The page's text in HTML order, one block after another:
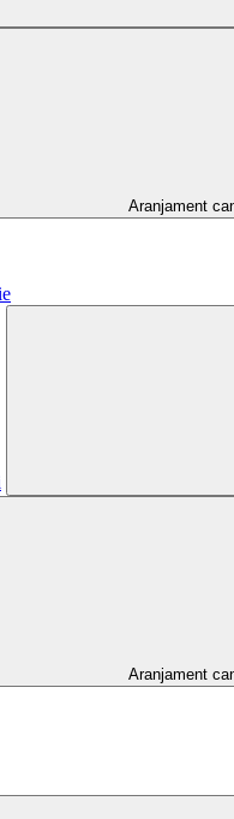
Aranjament
Aranjament